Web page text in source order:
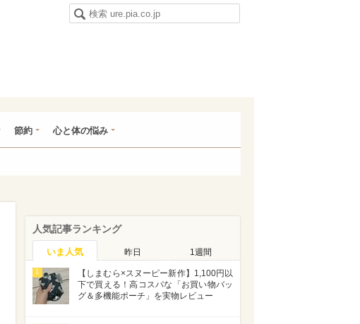
節約 心と体の悩み
人気記事ランキング
いま人気 昨日 1週間
1
【しまむら×スヌーピー新作】1,100円以
下で買える！高コスパな「お買い物バッ
グ＆多機能ポーチ」を実物レビュー